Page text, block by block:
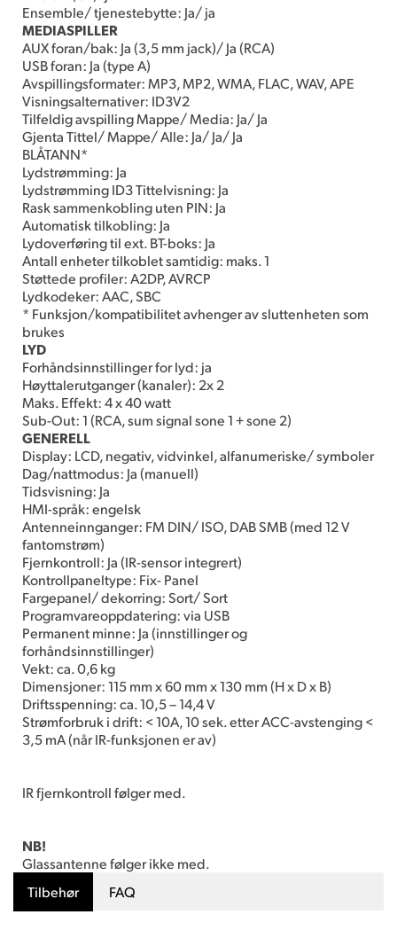
Ensemble/ tjenestebytte: Ja/ ja
MEDIASPILLER
AUX foran/bak: Ja (3,5 mm jack)/ Ja (RCA)
USB foran: Ja (type A)
Avspillingsformater: MP3, MP2, WMA, FLAC, WAV, APE
Visningsalternativer: ID3V2
Tilfeldig avspilling Mappe/ Media: Ja/ Ja
Gjenta Tittel/ Mappe/ Alle: Ja/ Ja/ Ja
BLÅTANN*
Lydstrømming: Ja
Lydstrømming ID3 Tittelvisning: Ja
Rask sammenkobling uten PIN: Ja
Automatisk tilkobling: Ja
Lydoverføring til ext. BT-boks: Ja
Antall enheter tilkoblet samtidig: maks. 1
Støttede profiler: A2DP, AVRCP
Lydkodeker: AAC, SBC
* Funksjon/kompatibilitet avhenger av sluttenheten som
brukes
LYD
Forhåndsinnstillinger for lyd: ja
Høyttalerutganger (kanaler): 2x 2
Maks. Effekt: 4 x 40 watt
Sub-Out: 1 (RCA, sum signal sone 1 + sone 2)
GENERELL
Display: LCD, negativ, vidvinkel, alfanumeriske/ symboler
Dag/nattmodus: Ja (manuell)
Tidsvisning: Ja
HMI-språk: engelsk
Antenneinnganger: FM DIN/ ISO, DAB SMB (med 12 V
fantomstrøm)
Fjernkontroll: Ja (IR-sensor integrert)
Kontrollpaneltype: Fix- Panel
Fargepanel/ dekorring: Sort/ Sort
Programvareoppdatering: via USB
Permanent minne: Ja (innstillinger og
forhåndsinnstillinger)
Vekt: ca. 0,6 kg
Dimensjoner: 115 mm x 60 mm x 130 mm (H x D x B)
Driftsspenning: ca. 10,5 – 14,4 V
Strømforbruk i drift: < 10A, 10 sek. etter ACC-avstenging <
3,5 mA (når IR-funksjonen er av)
IR fjernkontroll følger med.
NB!
Glassantenne følger ikke med.
Tilbehør
FAQ